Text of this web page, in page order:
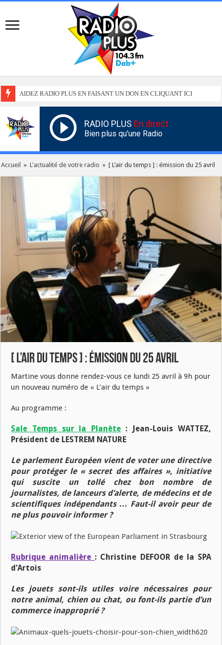
AIDEZ RADIO PLUS EN FAISANT UN DON EN CLIQUANT ICI
RADIO PLUS En direct
Bien plus qu'une Radio
Accueil » L'actualité de votre radio » [ L’air du temps ] : émission du 25 avril
[ L’air du temps ] : émission du 25 avril
Martine vous donne rendez-vous ce lundi 25 avril à 9h pour
un nouveau numéro de « L’air du temps »
Au programme :
Sale Temps sur la Planète: Jean-Louis WATTEZ,
Président de LESTREM NATURE
Le parlement Européen vient de voter une directive
pour protéger le « secret des affaires », initiative
qui suscite un tollé chez bon nombre de
journalistes, de lanceurs d’alerte, de médecins et de
scientifiques indépendants … Faut-il avoir peur de
ne plus pouvoir informer ?
Rubrique animalière : Christine DEFOOR de la SPA
d’Artois
Les jouets sont-ils utiles voire nécessaires pour
notre animal, chien ou chat, ou font-ils partie d’un
commerce inapproprié ?